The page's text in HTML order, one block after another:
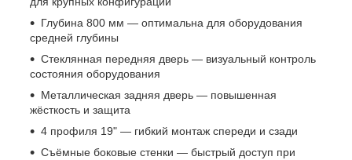
Глубина 800 мм — оптимальна для оборудования
средней глубины
Стеклянная передняя дверь — визуальный контроль
состояния оборудования
Металлическая задняя дверь — повышенная
жёсткость и защита
4 профиля 19" — гибкий монтаж спереди и сзади
Съёмные боковые стенки — быстрый доступ при